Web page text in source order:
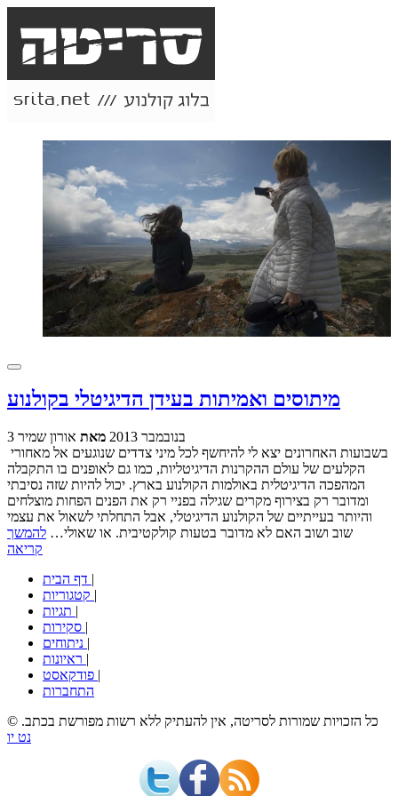
מיתוסים ואמיתות בעידן הדיגיטלי בקולנוע
3 בנובמבר 2013 מאת אורון שמיר
הקלעים של עולם ההקרנות הדיגיטליות, כמו גם לאופנים בו התקבלה
המהפכה הדיגיטלית באולמות הקולנוע בארץ. יכול להיות שזה נסיבתי
ומדובר רק בצירוף מקרים שגילה בפניי רק את הפנים הפחות מוצלחים
והיותר בעייתיים של הקולנוע הדיגיטלי, אבל התחלתי לשאול את עצמי
שוב ושוב האם לא מדובר בטעות קולקטיבית. או שאולי… להמשך
קריאה
|
|
|
|
|
|
|
התחברות
© כל הזכויות שמורות לסריטה, אין להעתיק ללא רשות מפורשת בכתב.
נט יו